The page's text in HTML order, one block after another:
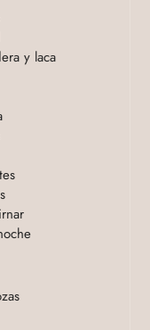
y laca